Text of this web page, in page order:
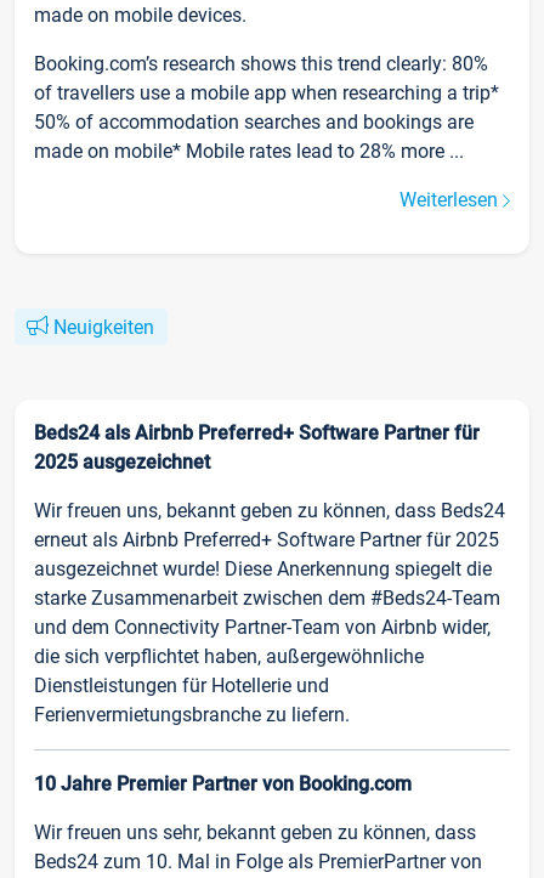
made on mobile devices.
Booking.com’s research shows this trend clearly: 80%
of travellers use a mobile app when researching a trip*
50% of accommodation searches and bookings are
made on mobile* Mobile rates lead to 28% more ...
Weiterlesen
Neuigkeiten
Beds24 als Airbnb Preferred+ Software Partner für
2025 ausgezeichnet
Wir freuen uns, bekannt geben zu können, dass Beds24
erneut als Airbnb Preferred+ Software Partner für 2025
ausgezeichnet wurde! Diese Anerkennung spiegelt die
starke Zusammenarbeit zwischen dem #Beds24-Team
und dem Connectivity Partner-Team von Airbnb wider,
die sich verpflichtet haben, außergewöhnliche
Dienstleistungen für Hotellerie und
Ferienvermietungsbranche zu liefern.
10 Jahre Premier Partner von Booking.com
Wir freuen uns sehr, bekannt geben zu können, dass
Beds24 zum 10. Mal in Folge als PremierPartner von